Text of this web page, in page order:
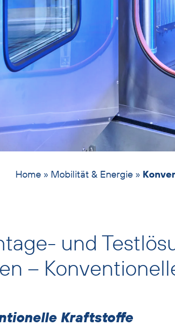
Home » Mobilität & Energie »
und
–
Kraftstoffe